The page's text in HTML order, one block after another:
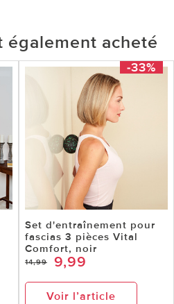
également acheté
-33%
Set d'entraînement pour
fascias 3 pièces Vital
Comfort, noir
14,99 9,99
Voir l’article